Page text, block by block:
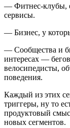
— Фитнес-клубы,
сервисы.
— Бизнес, у
— Сообщества и
интересах —
велосипедисты,
поведения.
Каждый из этих
триггеры, ну то
продуктовый
новых сегментов.